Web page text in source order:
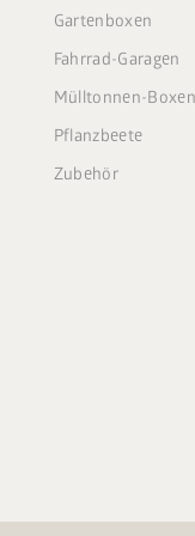
Gartenboxen
Fahrrad-Garagen
Mülltonnen-Boxen
Pflanzbeete
Zubehör